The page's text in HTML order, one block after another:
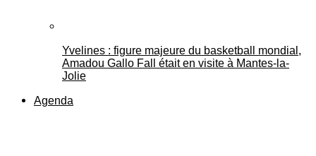
Yvelines : figure majeure du basketball mondial,
Amadou Gallo Fall était en visite à Mantes-la-
Jolie
Agenda